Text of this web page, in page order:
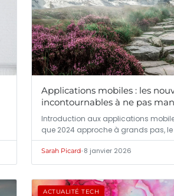
Applications mobiles : les
incontournables à ne pas
Introduction aux applications
que 2024 approche à grands pas,
Sarah Picard•8 janvier 2026
ACTUALITÉ TECH